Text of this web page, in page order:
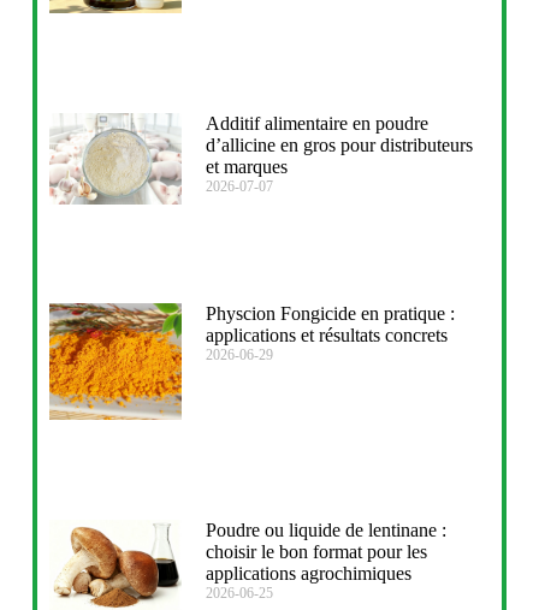
Additif alimentaire en poudre
d’allicine en gros pour distributeurs
et marques
2026-07-07
Physcion Fongicide en pratique :
applications et résultats concrets
2026-06-29
Poudre ou liquide de lentinane :
choisir le bon format pour les
applications agrochimiques
2026-06-25